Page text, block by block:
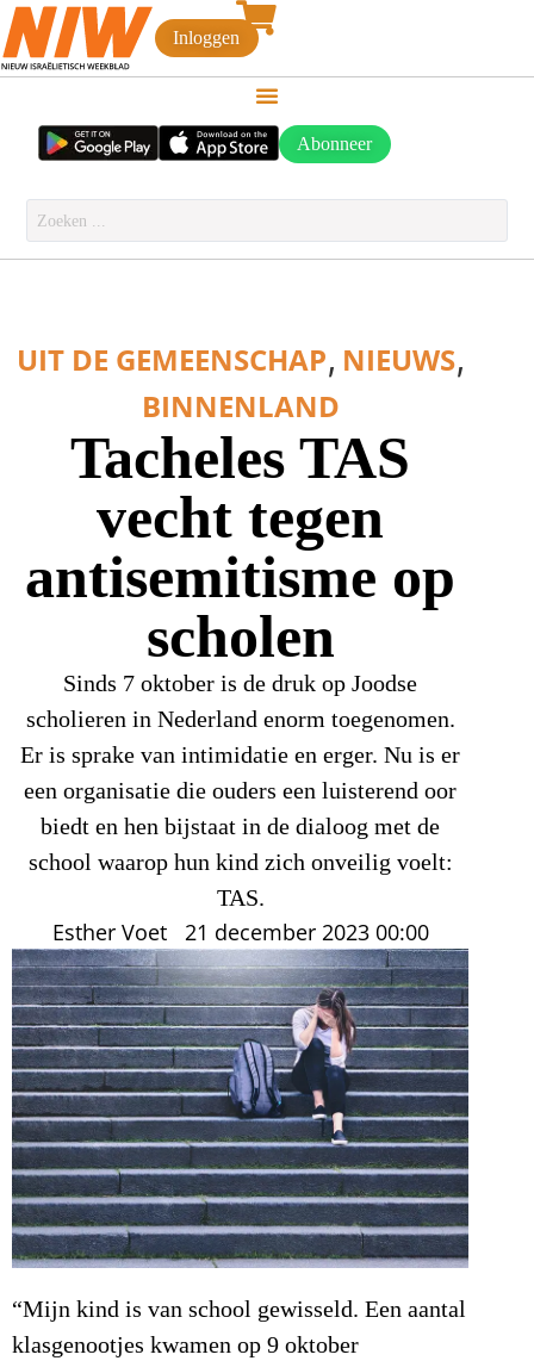
Inloggen
Abonneer
UIT DE GEMEENSCHAP, NIEUWS,
BINNENLAND
Tacheles TAS
vecht tegen
antisemitisme op
scholen
Sinds 7 oktober is de druk op Joodse
scholieren in Nederland enorm toegenomen.
Er is sprake van intimidatie en erger. Nu is er
een organisatie die ouders een luisterend oor
biedt en hen bijstaat in de dialoog met de
school waarop hun kind zich onveilig voelt:
TAS.
Esther Voet 21 december 2023 00:00
“Mijn kind is van school gewisseld. Een aantal
klasgenootjes kwamen op 9 oktober